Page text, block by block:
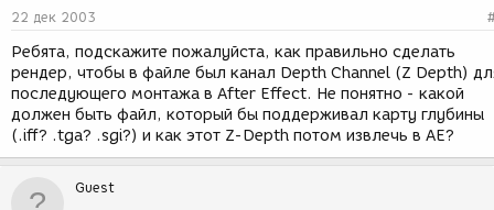
м
д
н
и
я
22 дек 2003
Ребята, подскажите пожалуйста, как правильно сделать
рендер, чтобы в файле был канал Depth Channel (Z Depth)
последующего монтажа в After Effect. Не понятно - какой
должен быть файл, который бы поддерживал карту глубины
(.iff? .tga? .sgi?) и как этот Z-Depth потом извлечь в АЕ?
Guest